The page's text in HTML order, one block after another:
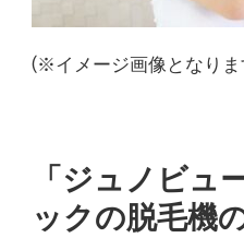
(※イメージ画像となりま
「ジュノビュ
ックの脱毛機